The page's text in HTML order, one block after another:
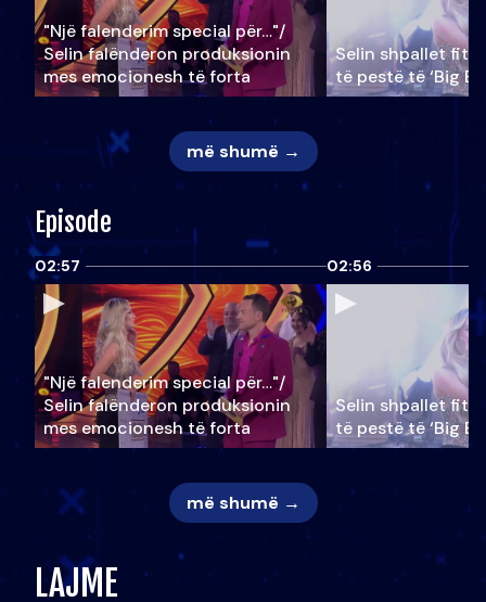
"Një falenderim special për…"/
Selin falënderon produksionin
mes emocionesh të forta
Selin shpallet
të pestë të ‘Big
më shumë →
Episode
02:57
"Një falenderim special për…"/
Selin falënderon produksionin
mes emocionesh të forta
02:56
Selin shpallet
të pestë të ‘Big
më shumë →
LAJME